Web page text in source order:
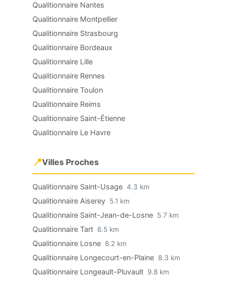
Qualitionnaire Nantes
Qualitionnaire Montpellier
Qualitionnaire Strasbourg
Qualitionnaire Bordeaux
Qualitionnaire Lille
Qualitionnaire Rennes
Qualitionnaire Toulon
Qualitionnaire Reims
Qualitionnaire Saint-Étienne
Qualitionnaire Le Havre
📍Villes Proches
Qualitionnaire Saint-Usage 4.3 km
Qualitionnaire Aiserey 5.1 km
Qualitionnaire Saint-Jean-de-Losne 5.7 km
Qualitionnaire Tart 6.5 km
Qualitionnaire Losne 8.2 km
Qualitionnaire Longecourt-en-Plaine 8.3 km
Qualitionnaire Longeault-Pluvault 9.8 km